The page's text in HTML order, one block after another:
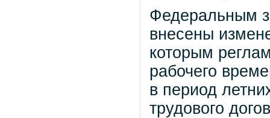
Федеральным
внесены
которым
рабочего
в период
трудового